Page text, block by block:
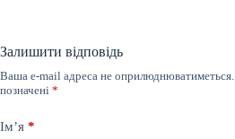
Залишити відповідь
Ваша e-mail адреса не оприлюднюватиметься.
позначені *
Ім’я *